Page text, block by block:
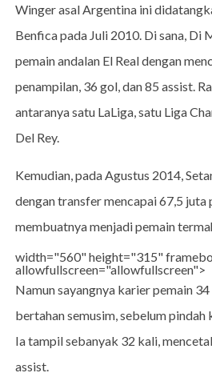
Winger asal Argentina ini
Benfica pada Juli 2010. Di sana, Di
pemain andalan El Real dengan
penampilan, 36 gol, dan 85 assist.
antaranya satu LaLiga, satu Liga
Del Rey.
Kemudian, pada Agustus 2014,
dengan transfer mencapai 67,5 juta
membuatnya menjadi pemain
width="560" height="315"
allowfullscreen="allowfullscreen">
Namun sayangnya karier pemain
bertahan semusim, sebelum pindah
Ia tampil sebanyak 32 kali,
assist.